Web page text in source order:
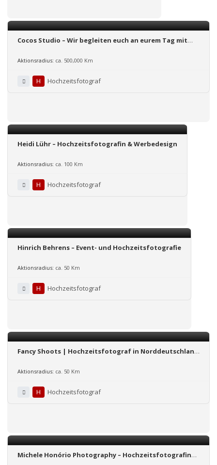
Cocos Studio – Wir begleiten euch an eurem Tag mit
Aktionsradius: ca. 500,000 Km
H Hochzeitsfotograf
Heidi Lühr – Hochzeitsfotografin & Werbedesign
Aktionsradius: ca. 100 Km
H Hochzeitsfotograf
Hinrich Behrens – Event- und Hochzeitsfotografie
Aktionsradius: ca. 50 Km
H Hochzeitsfotograf
Fancy Shoots | Hochzeitsfotograf in Norddeutschland
Aktionsradius: ca. 50 Km
H Hochzeitsfotograf
Michele Honório Photography – Hochzeitsfotografin